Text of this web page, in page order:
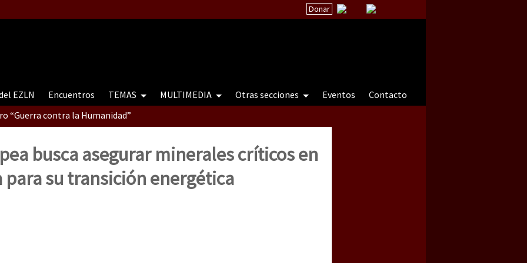
Donar
EZLN Encuentros TEMAS MULTIMEDIA Otras secciones Eventos
Contacto
“Guerra contra la Humanidad”
“Guerra contra a Humanidade”(As populações e a natureza e a natureza sob cerco)
contra a Humanidade” (As populações e a natureza sob cerco)
busca asegurar minerales críticos en
para su transición energética